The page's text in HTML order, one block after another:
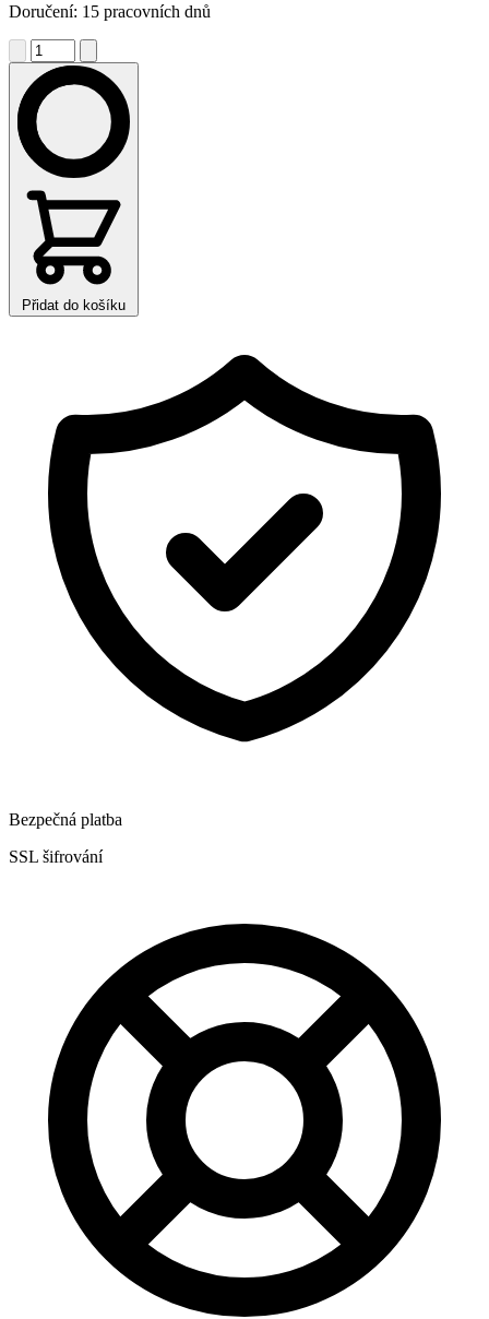
Doručení: 15 pracovních dnů
Přidat do košíku
Bezpečná platba
SSL šifrování